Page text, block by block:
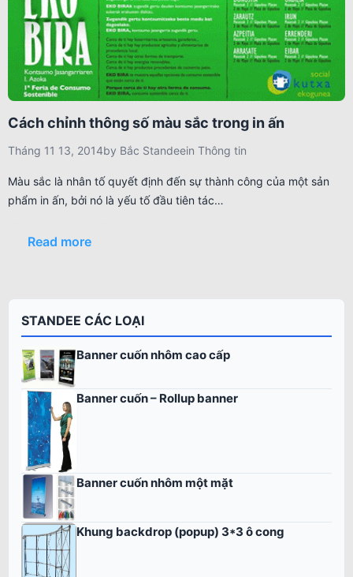
Cách chỉnh thông số màu sắc trong in ấn
Tháng 11 13, 2014by Bắc Standeein Thông tin
Màu sắc là nhân tố quyết định đến sự thành công của một sản
phẩm in ấn, bởi nó là yếu tố đầu tiên tác…
Read more
STANDEE CÁC LOẠI
Banner cuốn nhôm cao cấp
Banner cuốn – Rollup banner
Banner cuốn nhôm một mặt
Khung backdrop (popup) 3*3 ô cong